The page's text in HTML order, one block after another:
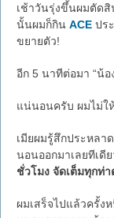
เช้าวันรุ่งขึ้นผมตัด
นั้นผมก็กินACE ปร
ขยายตัว!
อีก 5 นาทีต่อมา “น้
แน่นอนครับ ผมไม่ใ
เมียผมรู้สึกประหลา
นอนออกมาเลยทีเ
ชั่วโมง จัดเต็มทุกท่
ผมเสร็จไปแล้วครั้ง